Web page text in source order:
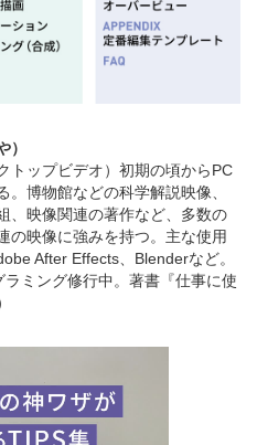
トップビデオ）初期の頃からPC
博物館などの科学解説映像、
、映像関連の著作など、多数の
の映像に強みを持つ。主な使用
After Effects、Blenderなど。
ミング修行中。著書『仕事に使